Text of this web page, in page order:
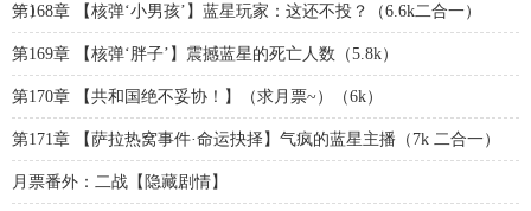
一）
第168章 【核弹‘小男孩’】蓝星玩家：这还不投？（6.6k二合一）
第169章 【核弹‘胖子’】震撼蓝星的死亡人数（5.8k）
第170章 【共和国绝不妥协！】（求月票~）（6k）
第171章 【萨拉热窝事件·命运抉择】气疯的蓝星主播（7k 二合一）
月票番外：二战【隐藏剧情】